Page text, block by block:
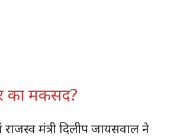
का मकसद?
मंत्री दिलीप जायसवाल ने